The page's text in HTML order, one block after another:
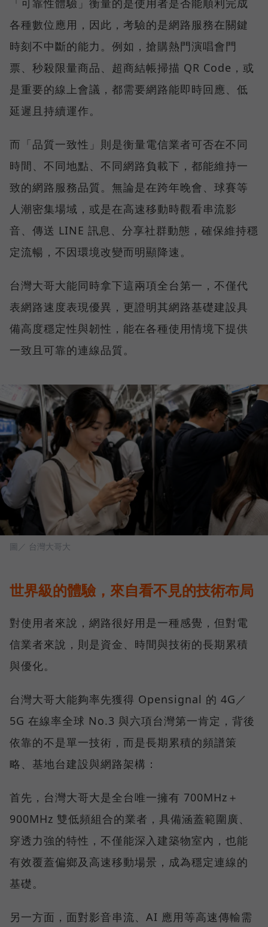
「可靠性體驗」衡量的是使用者是否能順利完成
各種數位應用，因此，考驗的是網路服務在關鍵
時刻不中斷的能力。例如，搶購熱門演唱會門
票、秒殺限量商品、超商結帳掃描 QR Code，或
是重要的線上會議，都需要網路能即時回應、低
延遲且持續運作。
而「品質一致性」則是衡量電信業者可否在不同
時間、不同地點、不同網路負載下，都能維持一
致的網路服務品質。無論是在跨年晚會、球賽等
人潮密集場域，或是在高速移動時觀看串流影
音、傳送 LINE 訊息、分享社群動態，確保維持穩
定流暢，不因環境改變而明顯降速。
台灣大哥大能同時拿下這兩項全台第一，不僅代
表網路速度表現優異，更證明其網路基礎建設具
備高度穩定性與韌性，能在各種使用情境下提供
一致且可靠的連線品質。
圖／ 台灣大哥大
世界級的體驗，來自看不見的技術布局
對使用者來說，網路很好用是一種感覺，但對電
信業者來說，則是資金、時間與技術的長期累積
與優化。
台灣大哥大能夠率先獲得 Opensignal 的 4G／
5G 在線率全球 No.3 與六項台灣第一肯定，背後
依靠的不是單一技術，而是長期累積的頻譜策
略、基地台建設與網路架構：
首先，台灣大哥大是全台唯一擁有 700MHz＋
900MHz 雙低頻組合的業者，具備涵蓋範圍廣、
穿透力強的特性，不僅能深入建築物室內，也能
有效覆蓋偏鄉及高速移動場景，成為穩定連線的
基礎。
另一方面，面對影音串流、AI 應用等高速傳輸需